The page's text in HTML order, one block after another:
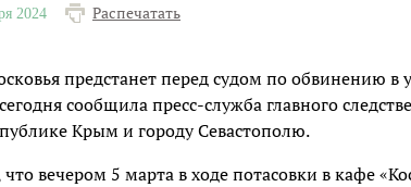
2024 Распечатать
предстанет перед судом по обвинению
сообщила пресс-служба главного
Крым и городу Севастополю.
что вечером 5 марта в ходе потасовки в кафе